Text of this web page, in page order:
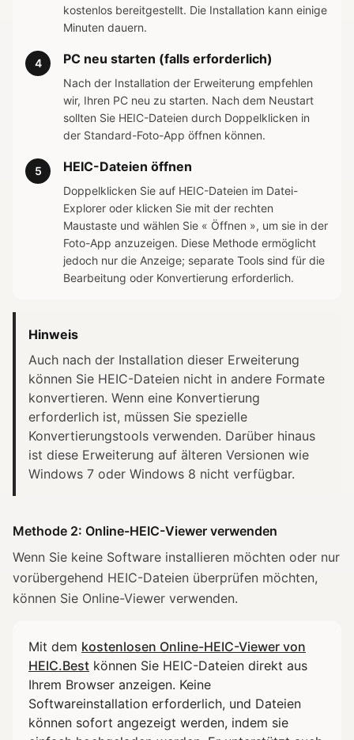
kostenlos bereitgestellt. Die Installation kann einige
Minuten dauern.
4 PC neu starten (falls erforderlich)
Nach der Installation der Erweiterung empfehlen
wir, Ihren PC neu zu starten. Nach dem Neustart
sollten Sie HEIC-Dateien durch Doppelklicken in
der Standard-Foto-App öffnen können.
5 HEIC-Dateien öffnen
Doppelklicken Sie auf HEIC-Dateien im Datei-
Explorer oder klicken Sie mit der rechten
Maustaste und wählen Sie « Öffnen », um sie in der
Foto-App anzuzeigen. Diese Methode ermöglicht
jedoch nur die Anzeige; separate Tools sind für die
Bearbeitung oder Konvertierung erforderlich.
Hinweis
Auch nach der Installation dieser Erweiterung
können Sie HEIC-Dateien nicht in andere Formate
konvertieren. Wenn eine Konvertierung
erforderlich ist, müssen Sie spezielle
Konvertierungstools verwenden. Darüber hinaus
ist diese Erweiterung auf älteren Versionen wie
Windows 7 oder Windows 8 nicht verfügbar.
Methode 2: Online-HEIC-Viewer verwenden
Wenn Sie keine Software installieren möchten oder nur
vorübergehend HEIC-Dateien überprüfen möchten,
können Sie Online-Viewer verwenden.
Mit dem kostenlosen Online-HEIC-Viewer von
HEIC.Best können Sie HEIC-Dateien direkt aus
Ihrem Browser anzeigen. Keine
Softwareinstallation erforderlich, und Dateien
können sofort angezeigt werden, indem sie